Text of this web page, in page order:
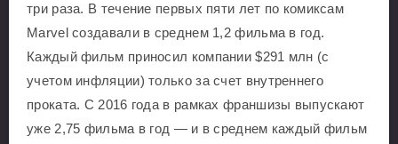
три раза. В течение первых пяти лет по комиксам
Marvel создавали в среднем 1,2 фильма в год.
Каждый фильм приносил компании $291 млн (с
учетом инфляции) только за счет внутреннего
проката. С 2016 года в рамках франшизы выпускают
уже 2,75 фильма в год — и в среднем каждый фильм